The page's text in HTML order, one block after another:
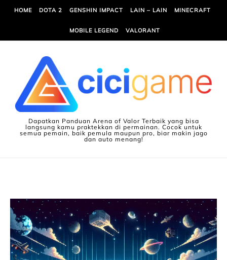
Skip to content
HOME DOTA 2 GENSHIN IMPACT LAIN – LAIN MINECRAFT
MOBILE LEGEND VALORANT
Dapatkan Panduan Arena of Valor Terbaik yang bisa
langsung kamu praktekkan di permainan. Cocok untuk
semua pemain, baik pemula maupun pro, biar makin jago
dan auto menang!